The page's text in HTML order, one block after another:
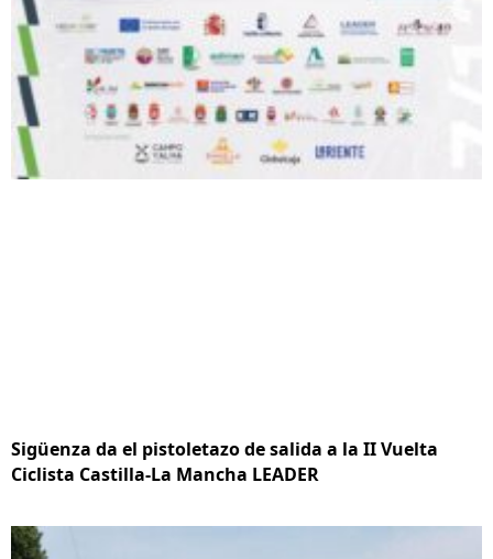
Sigüenza da el pistoletazo de salida a la II Vuelta
Ciclista Castilla-La Mancha LEADER